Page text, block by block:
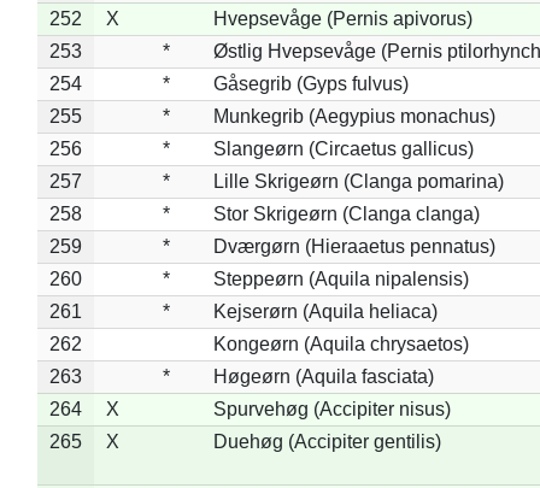
252
X
Hvepsevåge (Pernis apivorus)
253
*
Østlig Hvepsevåge (Pernis
254
*
Gåsegrib (Gyps fulvus)
255
*
Munkegrib (Aegypius monachus)
256
*
Slangeørn (Circaetus gallicus)
257
*
Lille Skrigeørn (Clanga pomarina)
258
*
Stor Skrigeørn (Clanga clanga)
259
*
Dværgørn (Hieraaetus pennatus)
260
*
Steppeørn (Aquila nipalensis)
261
*
Kejserørn (Aquila heliaca)
262
Kongeørn (Aquila chrysaetos)
263
*
Høgeørn (Aquila fasciata)
264
X
Spurvehøg (Accipiter nisus)
265
X Duehøg (Accipiter gentilis)